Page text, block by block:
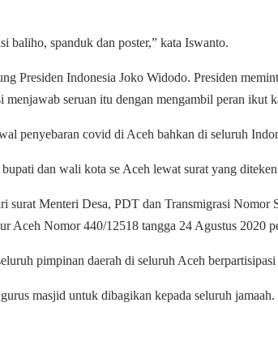
baliho, spanduk dan poster,” kata Iswanto.
Presiden Indonesia Joko Widodo. Presiden
menjawab seruan itu dengan mengambil peran ikut
penyebaran covid di Aceh bahkan di seluruh
dan wali kota se Aceh lewat surat yang
surat Menteri Desa, PDT dan Transmigrasi
Aceh Nomor 440/12518 tangga 24 Agustus 2020
pimpinan daerah di seluruh Aceh
masjid untuk dibagikan kepada seluruh